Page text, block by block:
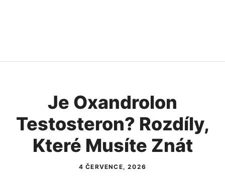
Je Oxandrolon
Testosteron? Rozdíly,
Které Musíte Znát
4 ČERVENCE, 2026